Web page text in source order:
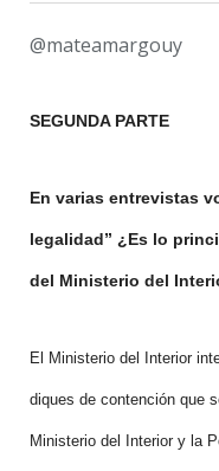
@mateamargouy
SEGUNDA PARTE
En varias entrevistas
legalidad” ¿Es lo
del Ministerio del
El Ministerio del Interior
diques de contención que
Ministerio del Interior y la